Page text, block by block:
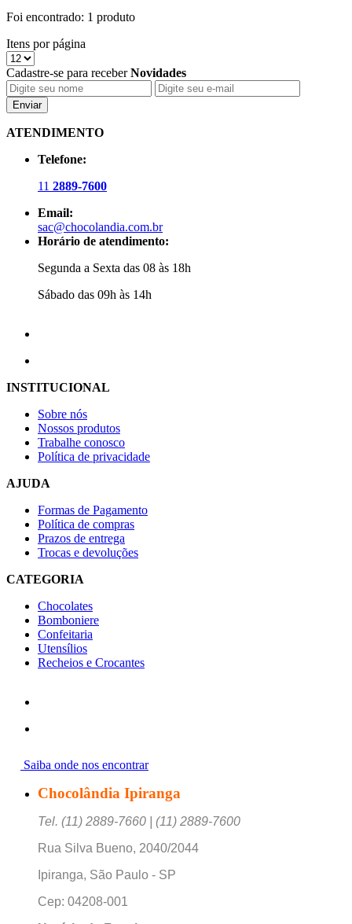
Foi encontrado: 1 produto
Itens por página
Cadastre-se para receberNovidades
Enviar
ATENDIMENTO
Telefone:
11 2889-7600
Email:
sac@chocolandia.com.br
Horário de atendimento:
Segunda a Sexta das 08 às 18h
Sábado das 09h às 14h
INSTITUCIONAL
Sobre nós
Nossos produtos
Trabalhe conosco
Política de privacidade
AJUDA
Formas de Pagamento
Política de compras
Prazos de entrega
Trocas e devoluções
CATEGORIA
Chocolates
Bomboniere
Confeitaria
Utensílios
Recheios e Crocantes
Saiba onde nos encontrar
Chocolândia Ipiranga
Tel. (11) 2889-7660 | (11) 2889-7600
Rua Silva Bueno, 2040/2044
Ipiranga, São Paulo - SP
Cep: 04208-001